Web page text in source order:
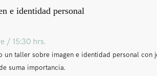
e identidad personal
/ 15:30 hrs.
un taller sobre imagen e identidad personal
suma importancia.